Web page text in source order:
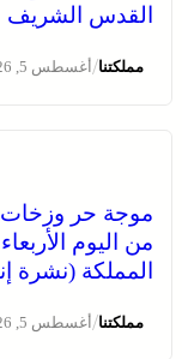
القدس الشريف
مملكتنا/أغسطس 5, 2026
موجة حر وزخات
من اليوم
المملكة (نشرة
مملكتنا/أغسطس 5, 2026